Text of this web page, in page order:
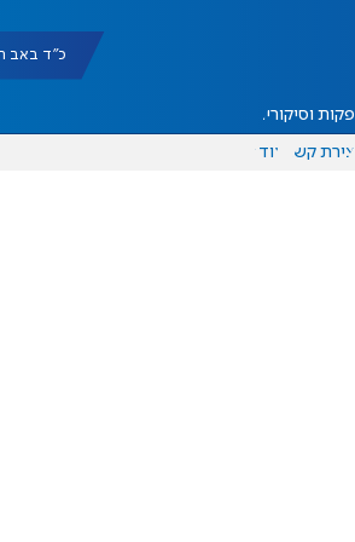
כ"ד באב תשפ"ו
וסיקורים
יצירת קשר עוד